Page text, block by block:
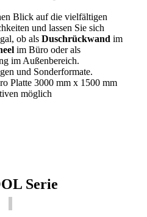
Blick auf die vielfältigen
und lassen Sie sich
ob als Duschrückwand im
im Büro oder als
im Außenbereich.
und Sonderformate.
Platte 3000 mm x 1500 mm
möglich
Serie